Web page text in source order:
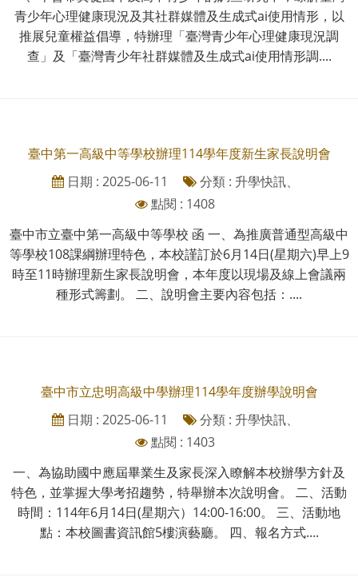
青少年心理健康現況及其社群媒體及生成式ai使用情形，以
推展兒童權益倡導，特辦理「臺灣青少年心理健康現況調
查」及「臺灣青少年社群媒體及生成式ai使用情形調....
臺中第一高級中等學校辦理114學年度新生家長說明會
日期 : 2025-06-11
分類 : 升學快訊、
點閱 : 1408
臺中市立臺中第一高級中等學校 函 一、為推廣普通型高級中
等學校108課綱辦理特色，本校謹訂於6月14日(星期六)早上9
時至11時辦理新生家長說明會，本年度以現場及線上會議兩
種形式籌劃。 二、說明會主要內容包括：....
臺中市立忠明高級中學辦理114學年度辦學說明會
日期 : 2025-06-11
分類 : 升學快訊、
點閱 : 1403
一、為協助國中應屆畢業生及家長深入瞭解本校辦學方針及
特色，並掌握大學考招趨勢，特舉辦本次說明會。 二、活動
時間：114年6月14日(星期六）14:00-16:00。 三、活動地
點：本校圖書資訊館5樓演藝廳。 四、報名方式....